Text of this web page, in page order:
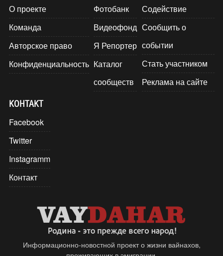
О проекте
Команда
Авторское право
Конфиденциальность
Фотобанк
Видеофонд
Я Репортер
Каталог
сообществ
Содействие
Сообщить о
событии
Стать участником
Реклама на сайте
КОНТАКТ
Facebook
Twitter
Instagramm
Контакт
Информационно-новостной проект о жизни вайнахов,